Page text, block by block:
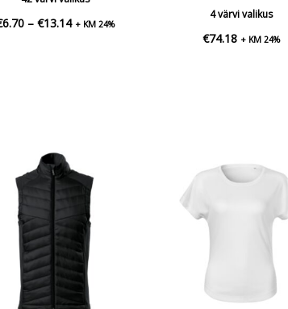
6.70 – €13.14Hinnavahemik:
+ KM 24%
4 värvi valikus
€74.18 + KM 24%